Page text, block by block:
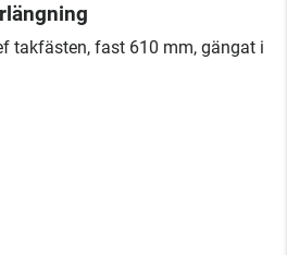
takfästen, fast 610 mm, gängat i